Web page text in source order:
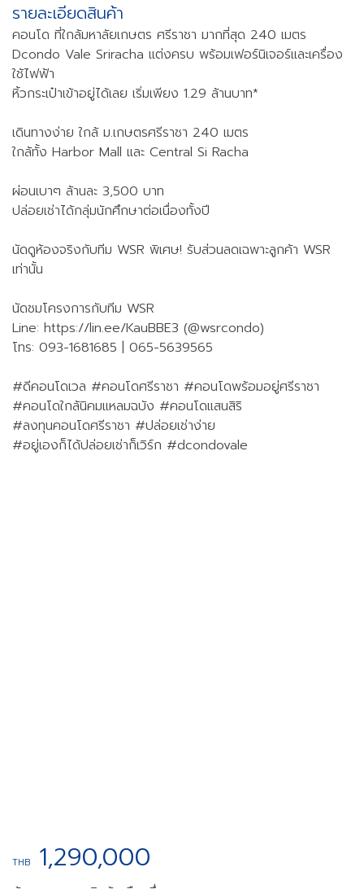
รายละเอียดสินค้า
คอนโด ที่ใกล้มหาลัยเกษตร ศรีราชา มากที่สุด 240 เมตร
Dcondo Vale Sriracha แต่งครบ พร้อมเฟอร์นิเจอร์และเครื่อง
ใช้ไฟฟ้า
หิ้วกระเป๋าเข้าอยู่ได้เลย เริ่มเพียง 1.29 ล้านบาท*
เดินทางง่าย ใกล้ ม.เกษตรศรีราชา 240 เมตร
ใกล้ทั้ง Harbor Mall และ Central Si Racha
ผ่อนเบาๆ ล้านละ 3,500 บาท
ปล่อยเช่าได้กลุ่มนักศึกษาต่อเนื่องทั้งปี
นัดดูห้องจริงกับทีม WSR พิเศษ! รับส่วนลดเฉพาะลูกค้า WSR
เท่านั้น
นัดชมโครงการกับทีม WSR
Line: https://lin.ee/KauBBE3 (@wsrcondo)
โทร: 093-1681685 | 065-5639565
#ดีคอนโดเวล #คอนโดศรีราชา #คอนโดพร้อมอยู่ศรีราชา
#คอนโดใกล้นิคมแหลมฉบัง #คอนโดแสนสิริ
#ลงทุนคอนโดศรีราชา #ปล่อยเช่าง่าย
#อยู่เองก็ได้ปล่อยเช่าก็เวิร์ก #dcondovale
THB 1,290,000